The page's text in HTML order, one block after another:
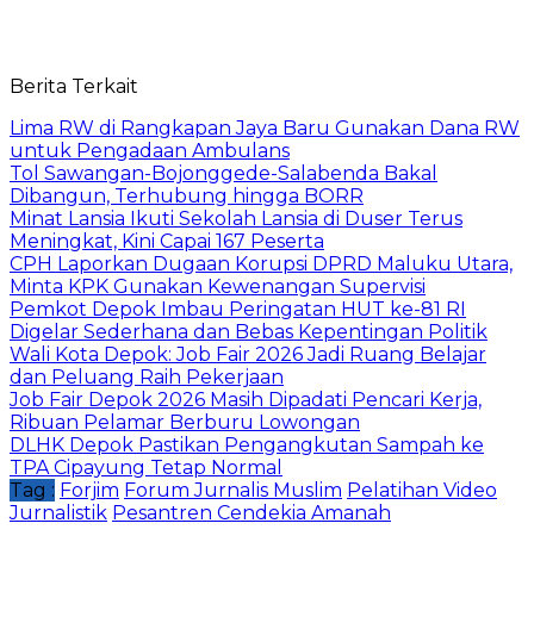
Berita Terkait
Lima RW di Rangkapan Jaya Baru Gunakan Dana RW
untuk Pengadaan Ambulans
Tol Sawangan-Bojonggede-Salabenda Bakal
Dibangun, Terhubung hingga BORR
Minat Lansia Ikuti Sekolah Lansia di Duser Terus
Meningkat, Kini Capai 167 Peserta
CPH Laporkan Dugaan Korupsi DPRD Maluku Utara,
Minta KPK Gunakan Kewenangan Supervisi
Pemkot Depok Imbau Peringatan HUT ke-81 RI
Digelar Sederhana dan Bebas Kepentingan Politik
Wali Kota Depok: Job Fair 2026 Jadi Ruang Belajar
dan Peluang Raih Pekerjaan
Job Fair Depok 2026 Masih Dipadati Pencari Kerja,
Ribuan Pelamar Berburu Lowongan
DLHK Depok Pastikan Pengangkutan Sampah ke
TPA Cipayung Tetap Normal
Tag : Forjim Forum Jurnalis Muslim Pelatihan Video
Jurnalistik Pesantren Cendekia Amanah